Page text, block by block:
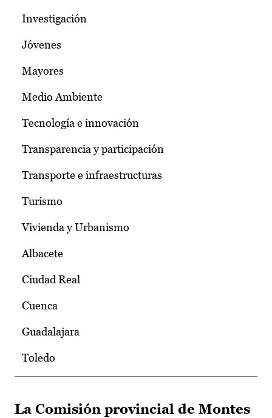
Investigación
Jóvenes
Mayores
Medio Ambiente
Tecnología e innovación
Transparencia y participación
Transporte e infraestructuras
Turismo
Vivienda y Urbanismo
Albacete
Ciudad Real
Cuenca
Guadalajara
Toledo
La Comisión provincial de Montes